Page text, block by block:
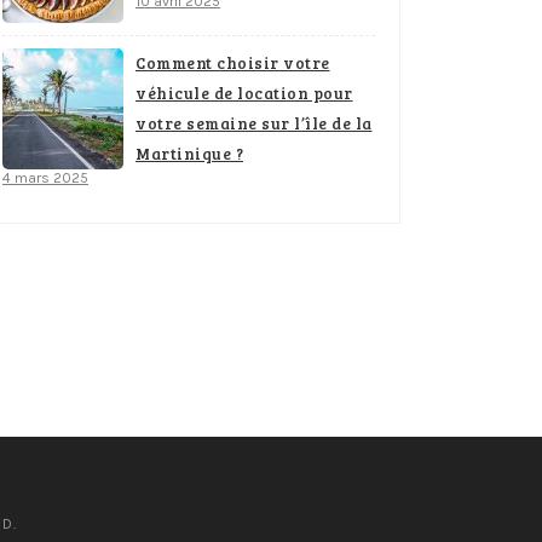
Comment choisir votre
véhicule de location pour
votre semaine sur l’île de la
Martinique ?
4 mars 2025